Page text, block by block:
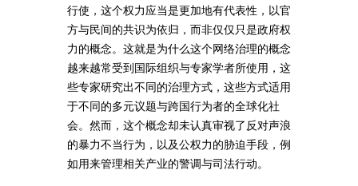
行使，这个权力应当是更加地有代表性，以官
方与民间的共识为依归，而非仅仅只是政府权
力的概念。这就是为什么这个网络治理的概念
越来越常受到国际组织与专家学者所使用，这
些专家研究出不同的治理方式，这些方式适用
于不同的多元议题与跨国行为者的全球化社
会。然而，这个概念却未认真审视了反对声浪
的暴力不当行为，以及公权力的胁迫手段，例
如用来管理相关产业的警调与司法行动。